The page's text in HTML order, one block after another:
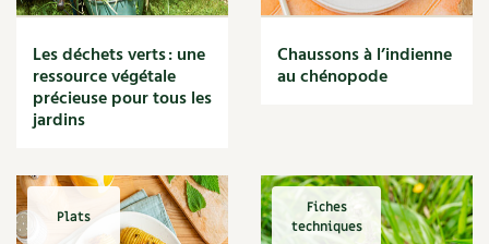
Mésange
Microflore
Migraine
Mode de culture
Montagne
Moutarde
Multiplication
Les déchets verts : une
ressource végétale
précieuse pour tous les
jardins
Chaussons à l’indienne
au chénopode
Plats
Fiches
techniques